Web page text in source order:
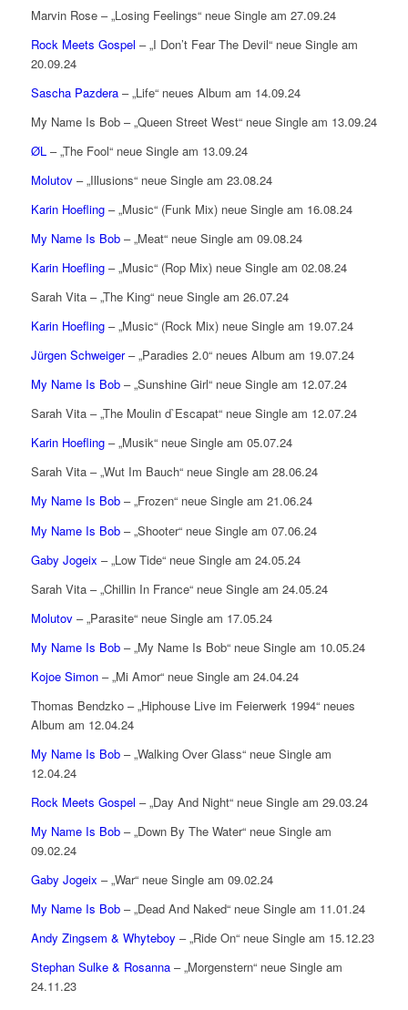
Marvin Rose – „Losing Feelings“ neue Single am 27.09.24
Rock Meets Gospel – „I Don’t Fear The Devil“ neue Single am
20.09.24
Sascha Pazdera– „Life“ neues Album am 14.09.24
My Name Is Bob – „Queen Street West“ neue Single am 13.09.24
ØL– „The Fool“ neue Single am 13.09.24
Molutov– „Illusions“ neue Single am 23.08.24
Karin Hoefling– „Music“ (Funk Mix) neue Single am 16.08.24
My Name Is Bob– „Meat“ neue Single am 09.08.24
Karin Hoefling– „Music“ (Rop Mix) neue Single am 02.08.24
Sarah Vita – „The King“ neue Single am 26.07.24
Karin Hoefling– „Music“ (Rock Mix) neue Single am 19.07.24
Jürgen Schweiger– „Paradies 2.0“ neues Album am 19.07.24
My Name Is Bob– „Sunshine Girl“ neue Single am 12.07.24
Sarah Vita – „The Moulin d`Escapat“ neue Single am 12.07.24
Karin Hoefling– „Musik“ neue Single am 05.07.24
Sarah Vita – „Wut Im Bauch“ neue Single am 28.06.24
My Name Is Bob– „Frozen“ neue Single am 21.06.24
My Name Is Bob– „Shooter“ neue Single am 07.06.24
Gaby Jogeix – „Low Tide“ neue Single am 24.05.24
Sarah Vita – „Chillin In France“ neue Single am 24.05.24
Molutov– „Parasite“ neue Single am 17.05.24
My Name Is Bob– „My Name Is Bob“ neue Single am 10.05.24
Kojoe Simon– „Mi Amor“ neue Single am 24.04.24
Thomas Bendzko – „Hiphouse Live im Feierwerk 1994“ neues
Album am 12.04.24
My Name Is Bob– „Walking Over Glass“ neue Single am
12.04.24
Rock Meets Gospel – „Day And Night“ neue Single am 29.03.24
My Name Is Bob– „Down By The Water“ neue Single am
09.02.24
Gaby Jogeix – „War“ neue Single am 09.02.24
My Name Is Bob– „Dead And Naked“ neue Single am 11.01.24
Andy Zingsem & Whyteboy – „Ride On“ neue Single am 15.12.23
Stephan Sulke & Rosanna– „Morgenstern“ neue Single am
24.11.23